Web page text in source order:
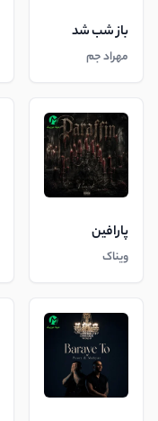
باز شب شد
مهراد جم
پارافین
ویناک